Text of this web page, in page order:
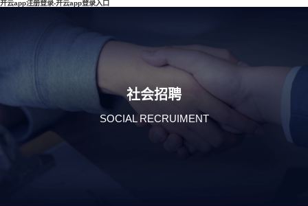
开云app注册登录-开云app登录入口
社会招聘
SOCIAL RECRUIMENT